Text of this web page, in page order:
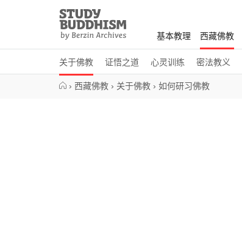
Study
Buddhism
Home
基本教理 西藏佛教
关于佛教 证悟之道 心灵训练 密法教义
› 西藏佛教 › 关于佛教 › 如何研习佛教